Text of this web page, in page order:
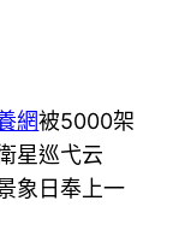
網被5000架
星巡弋云
象日奉上一